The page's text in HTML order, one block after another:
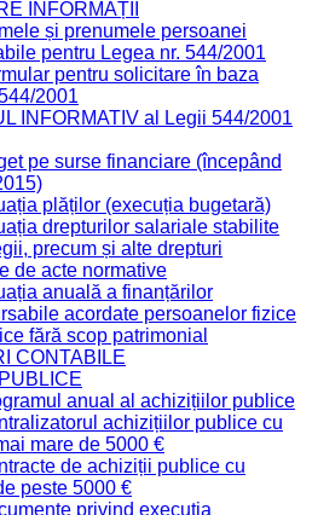
INFORMAȚII
și prenumele persoanei
pentru Legea nr. 544/2001
pentru solicitare în baza
2001
INFORMATIV al Legii 544/2001
pe surse financiare (începând
plăților (execuția bugetară)
drepturilor salariale stabilite
precum și alte drepturi
de acte normative
anuală a finanțărilor
acordate persoanelor fizice
fără scop patrimonial
CONTABILE
anual al achizițiilor publice
achizițiilor publice cu
mare de 5000 €
de achiziții publice cu
peste 5000 €
privind execuția